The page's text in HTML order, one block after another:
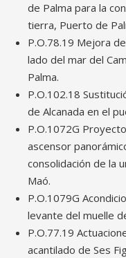
de Palma para la
tierra, Puerto de
P.O.78.19 Mejora
lado del mar del
Palma.
P.O.102.18
de Alcanada en el
P.O.1072G
ascensor
consolidación de la
Maó.
P.O.1079G
levante del muelle
P.O.77.19
acantilado de Ses